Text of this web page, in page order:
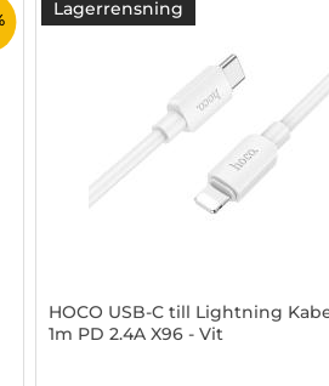
Lagerrensning
HOCO USB-C till Lightning
1m PD 2.4A X96 - Vit